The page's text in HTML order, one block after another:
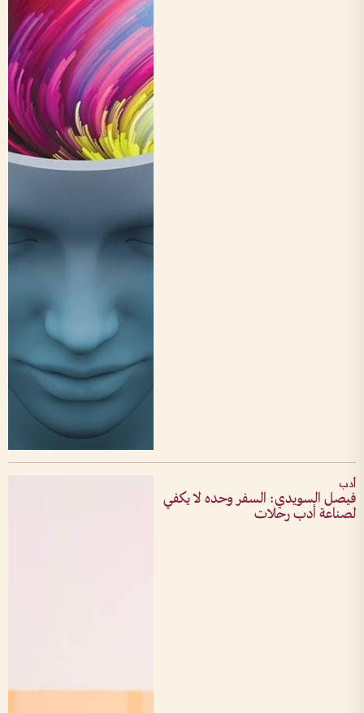
أدب
فيصل السويدي: السفر وحده لا يكفي
لصناعة أدب رحلات